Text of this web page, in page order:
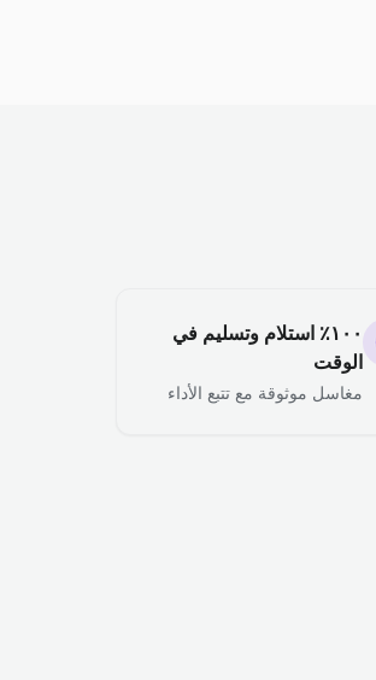
١٠٠٪ استلام وتسليم في
الوقت
مغاسل موثوقة مع تتبع الأداء